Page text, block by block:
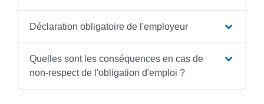
Déclaration obligatoire de l'employeur
Quelles sont les conséquences en cas de
non-respect de l'obligation d'emploi ?